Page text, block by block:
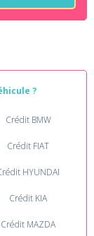
?
Crédit BMW
Crédit FIAT
HYUNDAI
Crédit KIA
Crédit MAZDA